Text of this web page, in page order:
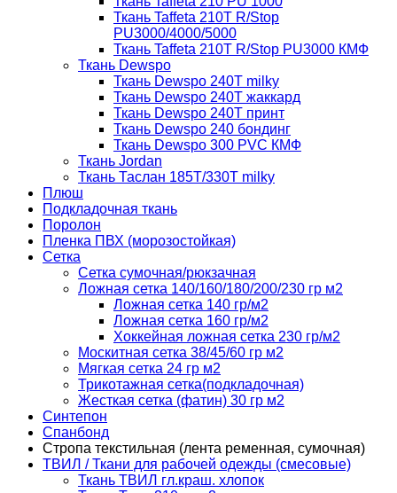
Ткань Taffeta 210Т R/Stop
PU3000/4000/5000
Ткань Taffeta 210Т R/Stop PU3000 КМФ
Ткань Dewspo
Ткань Dewspo 240Т milky
Ткань Dewspo 240T жаккард
Ткань Dewspo 240Т принт
Ткань Dewspo 240 бондинг
Ткань Dewspo 300 PVC КМФ
Ткань Jordan
Ткань Таслан 185T/330T milky
Плюш
Подкладочная ткань
Поролон
Пленка ПВХ (морозостойкая)
Сетка
Сетка сумочная/рюкзачная
Ложная сетка 140/160/180/200/230 гр м2
Ложная сетка 140 гр/м2
Ложная сетка 160 гр/м2
Хоккейная ложная сетка 230 гр/м2
Москитная сетка 38/45/60 гр м2
Мягкая сетка 24 гр м2
Трикотажная сетка(подкладочная)
Жесткая сетка (фатин) 30 гр м2
Синтепон
Спанбонд
Стропа текстильная (лента ременная, сумочная)
ТВИЛ / Ткани для рабочей одежды (смесовые)
Ткань ТВИЛ гл.краш. хлопок